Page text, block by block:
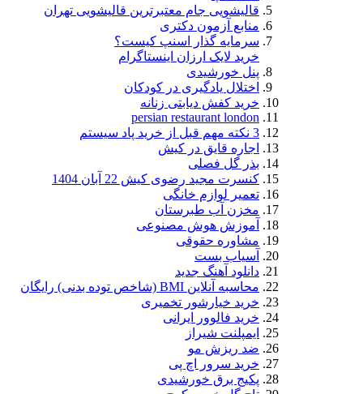
قالیشویی جام معتبرترین قالیشویی تهران
منابع آزمون دکتری
سرمایه گذار اسنپ کیست؟
خرید لایک ارزان اینستاگرام
پنل خورشیدی
اختلال یادگیری در کودکان
خرید کفش دیابتی زنانه
persian restaurant london
3 نکته مهم قبل از خرید پاد سیستم
اجاره قایق در کیش
بذر گل فصلی
کنسرت مجید رضوی کیش 22 آبان 1404
تعمیر لوازم خانگی
مخزن آب طبرستان
آموزش هوش مصنوعی
مشاوره حقوقی
آسیاب بست
دانلود آهنگ جدید
محاسبه آنلاین BMI (شاخص توده بدنی) رایگان
خرید خیارشور تخمیری
خرید فالوور ایرانی
ایمپلنت شیراز
ضد ریزش مو
خرید سرور اچ پی
پکیج برق خورشیدی